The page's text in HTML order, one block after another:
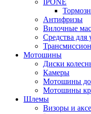
IPONE
Антифризы
Вилочные
Средства для
Мотошины
Диски
Камеры
Мотошины
Мотошины
Шлемы
Визоры и